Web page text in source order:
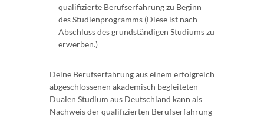
qualifizierte Berufserfahrung zu Beginn
des Studienprogramms (Diese ist nach
Abschluss des grundständigen Studiums zu
erwerben.)
Deine Berufserfahrung aus einem erfolgreich
abgeschlossenen akademisch begleiteten
Dualen Studium aus Deutschland kann als
Nachweis der qualifizierten Berufserfahrung